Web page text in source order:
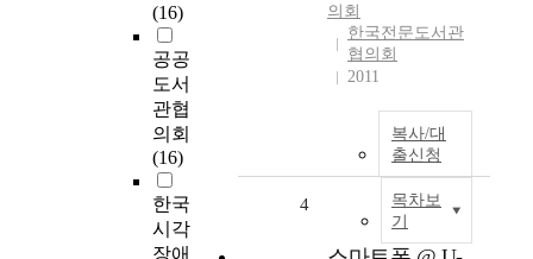
(16)
공공
도서
관협
의회
(16)
한국
시각
장애
의회
한국전문도서관
협의회
2011
복사/대
출신청
목차보
기
4